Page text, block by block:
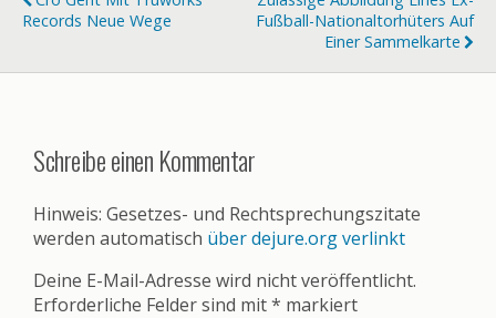
Records Neue Wege
Fußball-Nationaltorhüters Auf
Einer Sammelkarte
Schreibe einen Kommentar
Hinweis: Gesetzes- und Rechtsprechungszitate
werden automatisch über dejure.org verlinkt
Deine E-Mail-Adresse wird nicht veröffentlicht.
Erforderliche Felder sind mit* markiert